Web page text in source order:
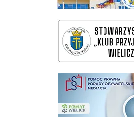
wieliczka-wieliczanie na bis
pomoc prawna wieliczka